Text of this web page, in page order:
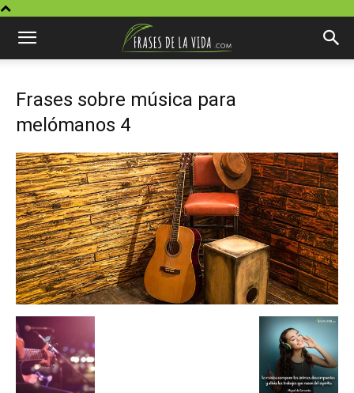
Frases sobre música para
melómanos 4